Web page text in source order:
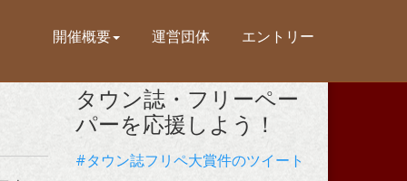
開催概要 運営団体 エントリー
タウン誌・フリーペー
パーを応援しよう！
#タウン誌フリペ大賞件のツイート